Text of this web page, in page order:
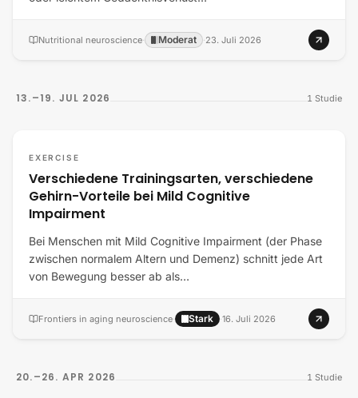
Nutritional neuroscience· Moderat ·23. Juli 2026
13.–19. JUL 2026 1 Studie
EXERCISE
Verschiedene Trainingsarten, verschiedene
Gehirn-Vorteile bei Mild Cognitive
Impairment
Bei Menschen mit Mild Cognitive Impairment (der Phase
zwischen normalem Altern und Demenz) schnitt jede Art
von Bewegung besser ab als…
Frontiers in aging neuroscience· Stark ·16. Juli 2026
20.–26. APR 2026 1 Studie